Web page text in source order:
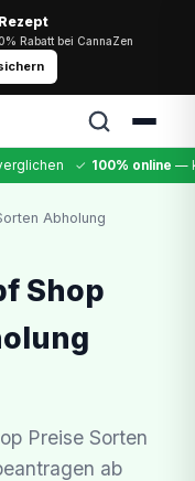
Rabatt bei CannaZen
✓ 100% online —
Abholung
Shop
Preise Sorten
ab